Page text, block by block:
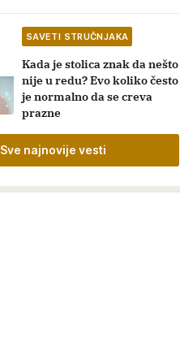
SAVETI STRUČNJAKA
Kada je stolica znak da nešto
nije u redu? Evo koliko često
je normalno da se creva
prazne
Sve najnovije vesti